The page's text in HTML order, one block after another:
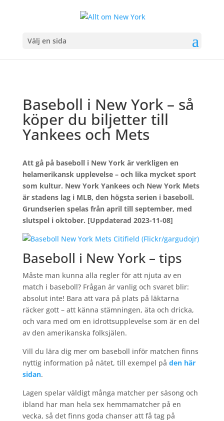
Välj en sida
Baseboll i New York – så
köper du biljetter till
Yankees och Mets
Att gå på baseboll i New York är verkligen en
helamerikansk upplevelse – och lika mycket sport
som kultur. New York Yankees och New York Mets
är stadens lag i MLB, den högsta serien i baseboll.
Grundserien spelas från april till september, med
slutspel i oktober. [Uppdaterad 2023-11-08]
Baseboll i New York – tips
Måste man kunna alla regler för att njuta av en
match i baseboll? Frågan är vanlig och svaret blir:
absolut inte! Bara att vara på plats på läktarna
räcker gott – att känna stämningen, äta och dricka,
och vara med om en idrottsupplevelse som är en del
av den amerikanska folksjälen.
Vill du lära dig mer om baseboll inför matchen finns
nyttig information på nätet, till exempel på den här
sidan.
Lagen spelar väldigt många matcher per säsong och
ibland har man hela sex hemmamatcher på en
vecka, så det finns goda chanser att få tag på